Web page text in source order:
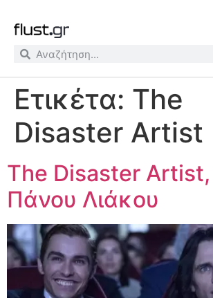
Ετικέτα: The
Disaster Artist
The Disaster Artist,
Πάνου Λιάκου